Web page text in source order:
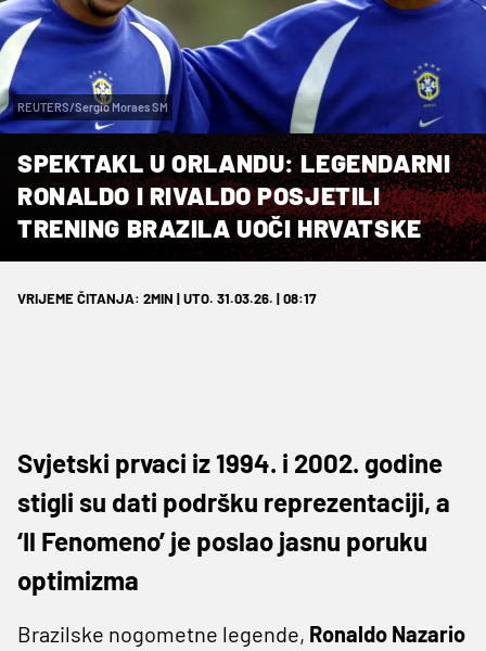
REUTERS/Sergio Moraes SM
SPEKTAKL U ORLANDU: LEGENDARNI
RONALDO I RIVALDO POSJETILI
TRENING BRAZILA UOČI HRVATSKE
VRIJEME ČITANJA: 2MIN | UTO. 31.03.26. | 08:17
Svjetski prvaci iz 1994. i 2002. godine
stigli su dati podršku reprezentaciji, a
‘Il Fenomeno’ je poslao jasnu poruku
optimizma
Brazilske nogometne legende, Ronaldo Nazario